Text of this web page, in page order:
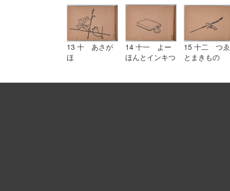
13 十 あさが
ほ
14 十一 よー
ほんとインキつ
15 十二 つゑ
とまきもの